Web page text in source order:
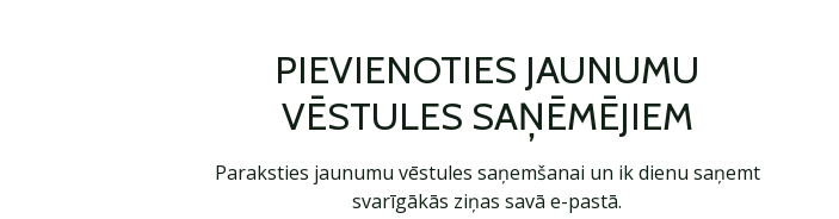
PIEVIENOTIES JAUNUMU
VĒSTULES SAŅĒMĒJIEM
Paraksties jaunumu vēstules saņemšanai un ik dienu saņemt
svarīgākās ziņas savā e-pastā.